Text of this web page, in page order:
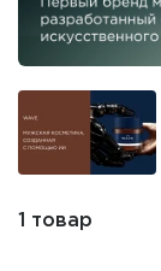
1 товар